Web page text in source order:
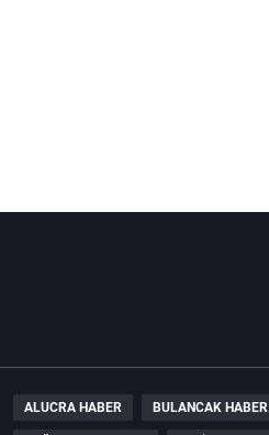
ALUCRA HABER BULANCAK HABER